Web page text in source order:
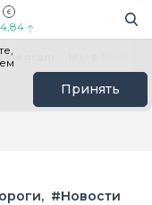
Принять
#Новости